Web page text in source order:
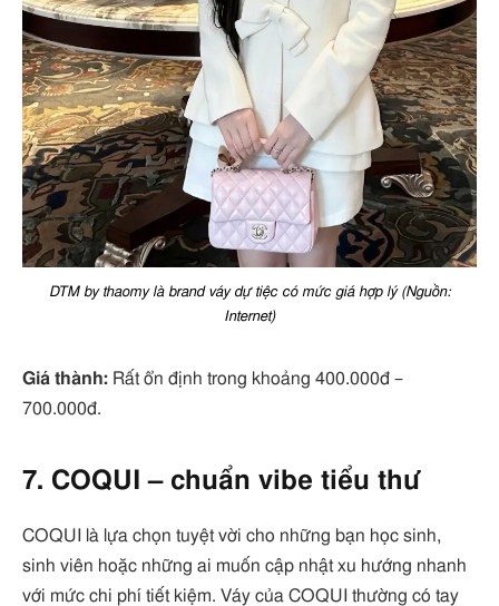
DTM by thaomy là brand váy dự tiệc có mức giá hợp lý (Nguồn:
Internet)
Giá thành: Rất ổn định trong khoảng 400.000đ –
700.000đ.
7. COQUI – chuẩn vibe tiểu thư
COQUI là lựa chọn tuyệt vời cho những bạn học sinh,
sinh viên hoặc những ai muốn cập nhật xu hướng nhanh
với mức chi phí tiết kiệm. Váy của COQUI thường có tay